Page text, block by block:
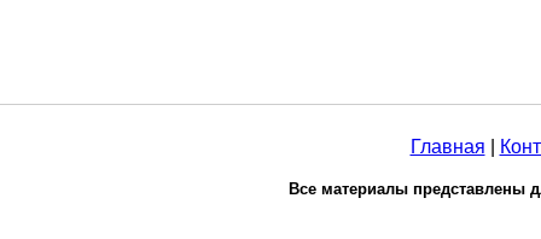
Главная
Все материалы представлены